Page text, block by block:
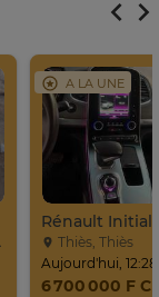
A LA UNE
Thiès, Thiès
Aujourd'hui, 12:28
6 700 000 F